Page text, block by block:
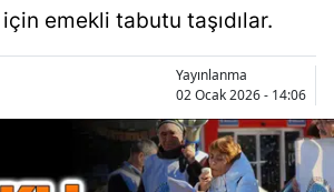
emekli tabutu taşıdılar.
Yayınlanma
02 Ocak 2026 - 14:06